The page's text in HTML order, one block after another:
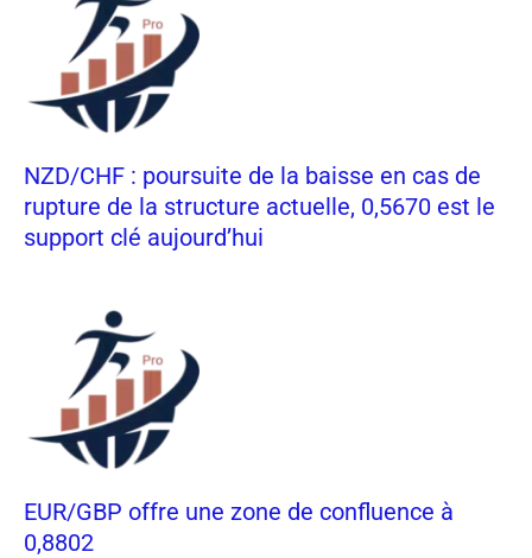
NZD/CHF : poursuite de la baisse en cas de
rupture de la structure actuelle, 0,5670 est le
support clé aujourd’hui
EUR/GBP offre une zone de confluence à
0,8802